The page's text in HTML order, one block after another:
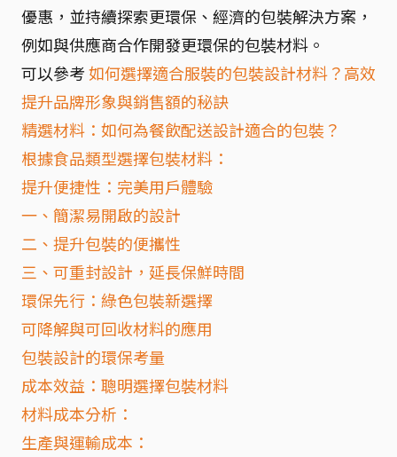
優惠，並持續探索更環保、經濟的包裝解決方案，
例如與供應商合作開發更環保的包裝材料。
可以參考如何選擇適合服裝的包裝設計材料？高效
提升品牌形象與銷售額的秘訣
精選材料：如何為餐飲配送設計適合的包裝？
根據食品類型選擇包裝材料：
提升便捷性：完美用戶體驗
一、簡潔易開啟的設計
二、提升包裝的便攜性
三、可重封設計，延長保鮮時間
環保先行：綠色包裝新選擇
可降解與可回收材料的應用
包裝設計的環保考量
成本效益：聰明選擇包裝材料
材料成本分析：
生產與運輸成本：